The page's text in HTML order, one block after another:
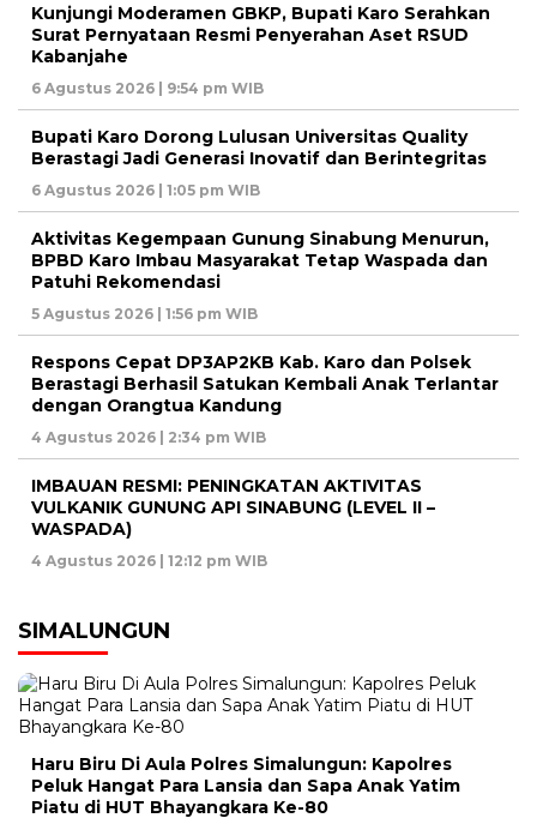
Kunjungi Moderamen GBKP, Bupati Karo Serahkan
Surat Pernyataan Resmi Penyerahan Aset RSUD
Kabanjahe
6 Agustus 2026 | 9:54 pm WIB
Bupati Karo Dorong Lulusan Universitas Quality
Berastagi Jadi Generasi Inovatif dan Berintegritas
6 Agustus 2026 | 1:05 pm WIB
Aktivitas Kegempaan Gunung Sinabung Menurun,
BPBD Karo Imbau Masyarakat Tetap Waspada dan
Patuhi Rekomendasi
5 Agustus 2026 | 1:56 pm WIB
Respons Cepat DP3AP2KB Kab. Karo dan Polsek
Berastagi Berhasil Satukan Kembali Anak Terlantar
dengan Orangtua Kandung
4 Agustus 2026 | 2:34 pm WIB
IMBAUAN RESMI: PENINGKATAN AKTIVITAS
VULKANIK GUNUNG API SINABUNG (LEVEL II –
WASPADA)
4 Agustus 2026 | 12:12 pm WIB
SIMALUNGUN
Haru Biru Di Aula Polres Simalungun: Kapolres
Peluk Hangat Para Lansia dan Sapa Anak Yatim
Piatu di HUT Bhayangkara Ke-80